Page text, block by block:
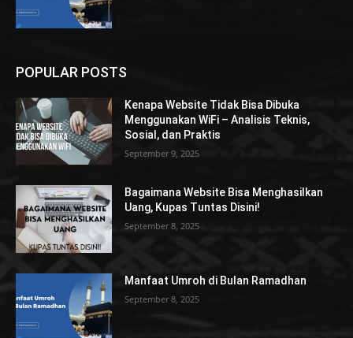
POPULAR POSTS
Kenapa Website Tidak Bisa Dibuka
Menggunakan WiFi – Analisis Teknis,
Sosial, dan Praktis
September 9, 2025
Bagaimana Website Bisa Menghasilkan
Uang, Kupas Tuntas Disini!
September 8, 2025
Manfaat Umroh di Bulan Ramadhan
September 8, 2025